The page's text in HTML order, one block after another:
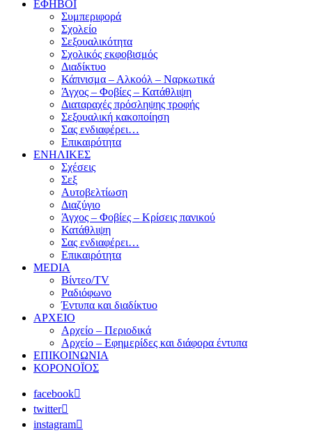
ΕΦΗΒΟΙ
Συμπεριφορά
Σχολείο
Σεξουαλικότητα
Σχολικός εκφοβισμός
Διαδίκτυο
Κάπνισμα – Αλκοόλ – Ναρκωτικά
Άγχος – Φοβίες – Κατάθλιψη
Διαταραχές πρόσληψης τροφής
Σεξουαλική κακοποίηση
Σας ενδιαφέρει…
Επικαιρότητα
ΕΝΗΛΙΚΕΣ
Σχέσεις
Σεξ
Αυτοβελτίωση
Διαζύγιο
Άγχος – Φοβίες – Κρίσεις πανικού
Κατάθλιψη
Σας ενδιαφέρει…
Επικαιρότητα
MEDIA
Βίντεο/TV
Ραδιόφωνο
Έντυπα και διαδίκτυο
ΑΡΧΕΙΟ
Αρχείο – Περιοδικά
Αρχείο – Εφημερίδες και διάφορα έντυπα
ΕΠΙΚΟΙΝΩΝΙΑ
ΚΟΡΟΝΟΪΟΣ
facebook
twitter
instagram